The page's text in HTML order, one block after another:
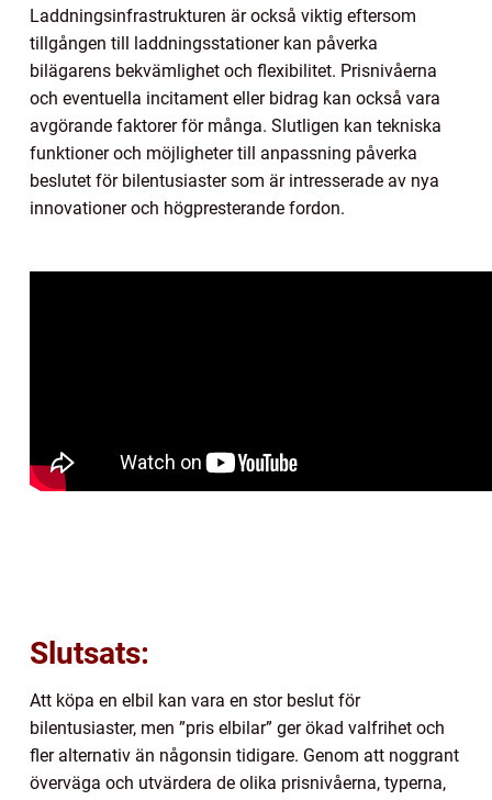
Laddningsinfrastrukturen är också viktig eftersom
tillgången till laddningsstationer kan påverka
bilägarens bekvämlighet och flexibilitet. Prisnivåerna
och eventuella incitament eller bidrag kan också vara
avgörande faktorer för många. Slutligen kan tekniska
funktioner och möjligheter till anpassning påverka
beslutet för bilentusiaster som är intresserade av nya
innovationer och högpresterande fordon.
Slutsats:
Att köpa en elbil kan vara en stor beslut för
bilentusiaster, men ”pris elbilar” ger ökad valfrihet och
fler alternativ än någonsin tidigare. Genom att noggrant
överväga och utvärdera de olika prisnivåerna, typerna,